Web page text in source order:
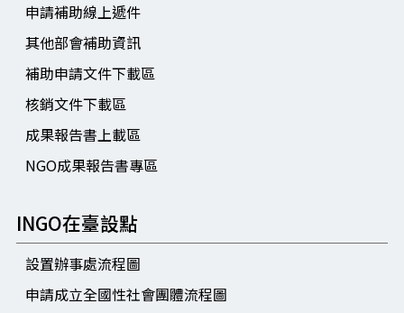
申請補助線上遞件
其他部會補助資訊
補助申請文件下載區
核銷文件下載區
成果報告書上載區
NGO成果報告書專區
INGO在臺設點
設置辦事處流程圖
申請成立全國性社會團體流程圖